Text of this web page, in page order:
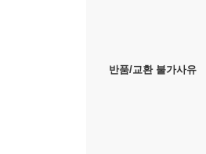
반품/교환 불가사유